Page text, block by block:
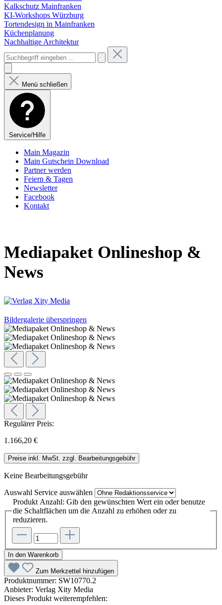
Kalkschutz Mainfranken
KI-Workshops Würzburg
Tortendesign in Mainfranken
Küchenplanung
Nachhaltige Architektur
Menü schließen
Service/Hilfe
Main Magazin
Main Gutschein Download
Partner werden
Feiern & Tagen
Newsletter
Facebook
Kontakt
Mediapaket Onlineshop &
News
Bildergalerie überspringen
Regulärer Preis:
1.166,20 €
Preise inkl. MwSt. zzgl. Bearbeitungsgebühr
Keine Bearbeitungsgebühr
Auswahl Service auswählen
Produkt Anzahl: Gib den gewünschten Wert ein oder benutze
die Schaltflächen um die Anzahl zu erhöhen oder zu
reduzieren.
In den Warenkorb
Zum Merkzettel hinzufügen
Produktnummer: SW10770.2
Anbieter: Verlag Xity Media
Dieses Produkt weiterempfehlen: